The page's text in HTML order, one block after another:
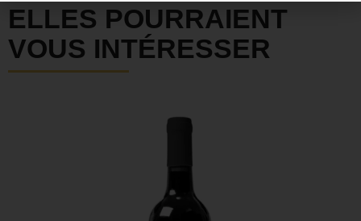
ELLES POURRAIENT
VOUS INTÉRESSER